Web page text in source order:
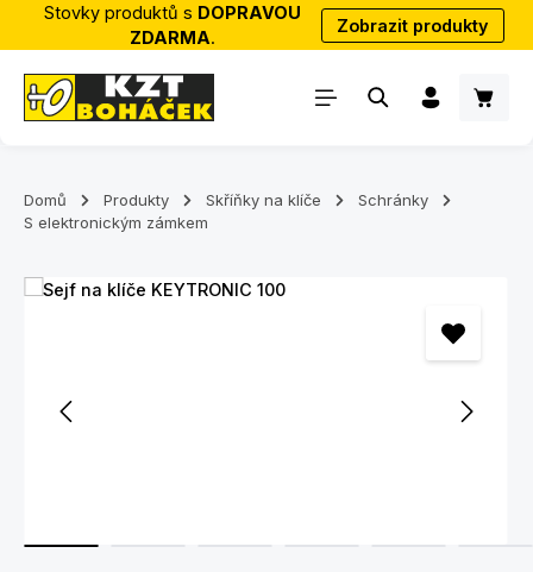
Přejít na hlavní obsah
Stovky produktů s DOPRAVOU
ZDARMA.
Zobrazit produkty
Domů Produkty Skříňky na klíče
Schránky
S elektronickým zámkem
Přeskočit galerii obrázků